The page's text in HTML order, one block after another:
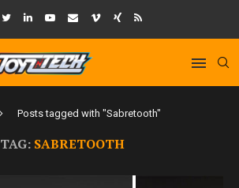
Posts tagged with "Sabretooth"
TAG: SABRETOOTH